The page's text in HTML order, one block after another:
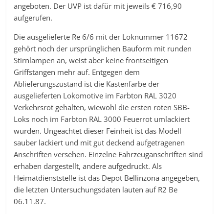
angeboten. Der UVP ist dafür mit jeweils € 716,90
aufgerufen.
Die ausgelieferte Re 6/6 mit der Loknummer 11672
gehört noch der ursprünglichen Bauform mit runden
Stirnlampen an, weist aber keine frontseitigen
Griffstangen mehr auf. Entgegen dem
Ablieferungszustand ist die Kastenfarbe der
ausgelieferten Lokomotive im Farbton RAL 3020
Verkehrsrot gehalten, wiewohl die ersten roten SBB-
Loks noch im Farbton RAL 3000 Feuerrot umlackiert
wurden. Ungeachtet dieser Feinheit ist das Modell
sauber lackiert und mit gut deckend aufgetragenen
Anschriften versehen. Einzelne Fahrzeuganschriften sind
erhaben dargestellt, andere aufgedruckt. Als
Heimatdienststelle ist das Depot Bellinzona angegeben,
die letzten Untersuchungsdaten lauten auf R2 Be
06.11.87.